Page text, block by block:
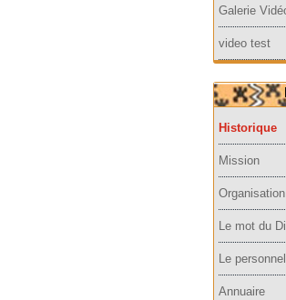
Galerie
video test
Historique
Mission
Organisation
Le mot du
Le personnel
Annuaire